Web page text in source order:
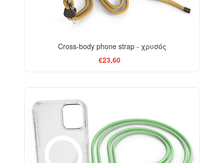
Cross-body phone strap - χρυσός
€23,60